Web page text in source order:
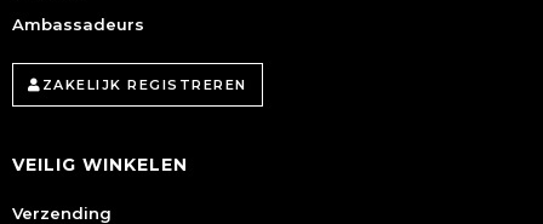
Ambassadeurs
ZAKELIJK REGISTREREN
VEILIG WINKELEN
Verzending